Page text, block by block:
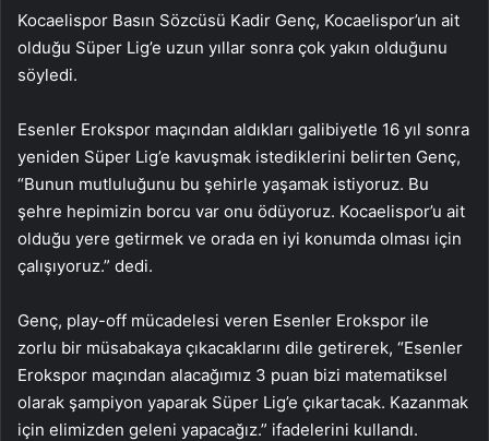
Kocaelispor Basın Sözcüsü Kadir Genç, Kocaelispor’un ait
olduğu Süper Lig’e uzun yıllar sonra çok yakın olduğunu
söyledi.
Esenler Erokspor maçından aldıkları galibiyetle 16 yıl sonra
yeniden Süper Lig’e kavuşmak istediklerini belirten Genç,
“Bunun mutluluğunu bu şehirle yaşamak istiyoruz. Bu
şehre hepimizin borcu var onu ödüyoruz. Kocaelispor’u ait
olduğu yere getirmek ve orada en iyi konumda olması için
çalışıyoruz.” dedi.
Genç, play-off mücadelesi veren Esenler Erokspor ile
zorlu bir müsabakaya çıkacaklarını dile getirerek, “Esenler
Erokspor maçından alacağımız 3 puan bizi matematiksel
olarak şampiyon yaparak Süper Lig’e çıkartacak. Kazanmak
için elimizden geleni yapacağız.” ifadelerini kullandı.